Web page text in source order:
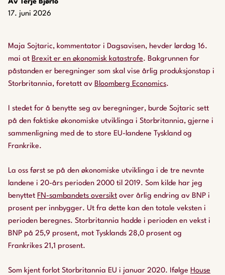
Av Terje Bjørlo
17. juni 2026
Maja Sojtaric, kommentator i Dagsavisen, hevder lørdag 16.
mai at Brexit er en økonomisk katastrofe. Bakgrunnen for
påstanden er beregninger som skal vise årlig produksjonstap i
Storbritannia, foretatt av Bloomberg Economics.
I stedet for å benytte seg av beregninger, burde Sojtaric sett
på den faktiske økonomiske utviklinga i Storbritannia, gjerne i
sammenligning med de to store EU-landene Tyskland og
Frankrike.
La oss først se på den økonomiske utviklinga i de tre nevnte
landene i 20-års perioden 2000 til 2019. Som kilde har jeg
benyttet FN-sambandets oversikt over årlig endring av BNP i
prosent per innbygger. Ut fra dette kan den totale veksten i
perioden beregnes. Storbritannia hadde i perioden en vekst i
BNP på 25,9 prosent, mot Tysklands 28,0 prosent og
Frankrikes 21,1 prosent.
Som kjent forlot Storbritannia EU i januar 2020. Ifølge House